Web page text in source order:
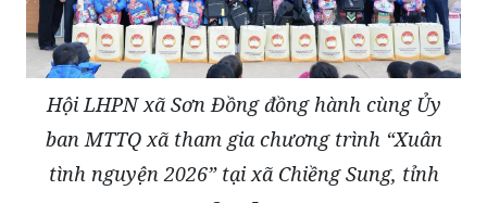
Hội LHPN xã Sơn Đồng đồng hành cùng Ủy
ban MTTQ xã tham gia chương trình “Xuân
tình nguyện 2026” tại xã Chiềng Sung, tỉnh